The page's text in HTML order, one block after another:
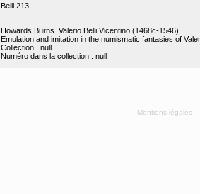
Belli.213
Howards Burns. Valerio Belli Vicentino (1468c-1546).
Emulation and imitation in the numismatic fantasies of
Collection : null
Numéro dans la collection : null
Mentions légales